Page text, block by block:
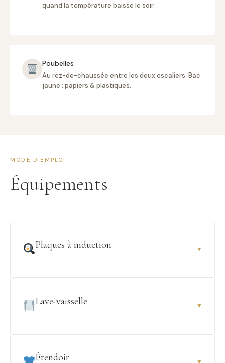
quand la température baisse le soir.
Poubelles
Au rez-de-chaussée entre les deux escaliers. Bac
jaune : papiers & plastiques.
MODE D'EMPLOI
Équipements
Plaques à induction ▼
Lave-vaisselle ▼
Étendoir